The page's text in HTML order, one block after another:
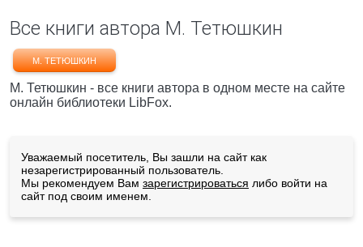
Все книги автора М. Тетюшкин
М. ТЕТЮШКИН
М. Тетюшкин - все книги автора в одном месте на сайте
онлайн библиотеки LibFox.
Уважаемый посетитель, Вы зашли на сайт как
незарегистрированный пользователь.
Мы рекомендуем Вам зарегистрироваться либо войти на
сайт под своим именем.